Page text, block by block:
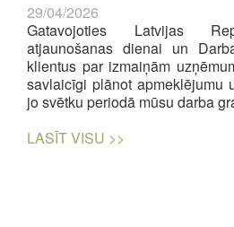
29/04/2026
Gatavojoties Latvijas
atjaunošanas dienai un
klientus par izmaiņām
savlaicīgi plānot apmeklējumu
jo svētku periodā mūsu darba
LASĪT VISU >>